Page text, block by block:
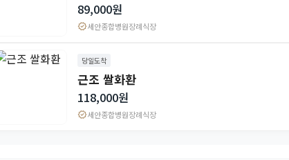
89,000원
verified세안종합병원장례식장
당일도착
근조 쌀화환
118,000원
verified세안종합병원장례식장